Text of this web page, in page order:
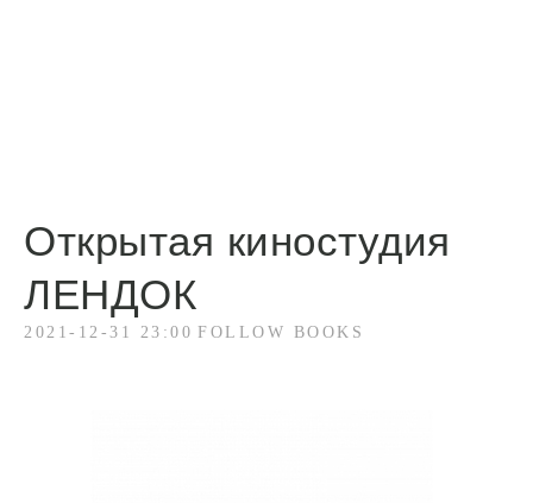
Открытая киностудия
ЛЕНДОК
2021-12-31 23:00 FOLLOW BOOKS